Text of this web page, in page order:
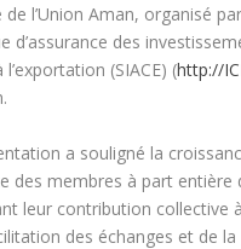
de l’Union Aman, organisé
d’assurance des
l’exportation (SIACE) (http://
a souligné la
des membres à part entière
leur contribution collective
des échanges et de